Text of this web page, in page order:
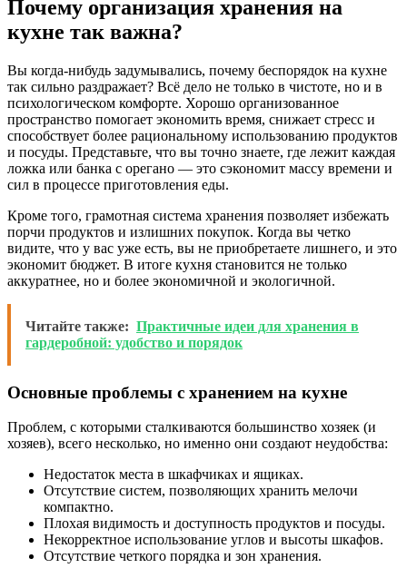
Почему организация хранения на
кухне так важна?
Вы когда-нибудь задумывались, почему беспорядок на кухне
так сильно раздражает? Всё дело не только в чистоте, но и в
психологическом комфорте. Хорошо организованное
пространство помогает экономить время, снижает стресс и
способствует более рациональному использованию продуктов
и посуды. Представьте, что вы точно знаете, где лежит каждая
ложка или банка с орегано — это сэкономит массу времени и
сил в процессе приготовления еды.
Кроме того, грамотная система хранения позволяет избежать
порчи продуктов и излишних покупок. Когда вы четко
видите, что у вас уже есть, вы не приобретаете лишнего, и это
экономит бюджет. В итоге кухня становится не только
аккуратнее, но и более экономичной и экологичной.
Читайте также: Практичные идеи для хранения в
гардеробной: удобство и порядок
Основные проблемы с хранением на кухне
Проблем, с которыми сталкиваются большинство хозяек (и
хозяев), всего несколько, но именно они создают неудобства:
Недостаток места в шкафчиках и ящиках.
Отсутствие систем, позволяющих хранить мелочи
компактно.
Плохая видимость и доступность продуктов и посуды.
Некорректное использование углов и высоты шкафов.
Отсутствие четкого порядка и зон хранения.